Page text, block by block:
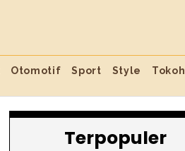
Otomotif Sport Style Tokoh
Terpopuler